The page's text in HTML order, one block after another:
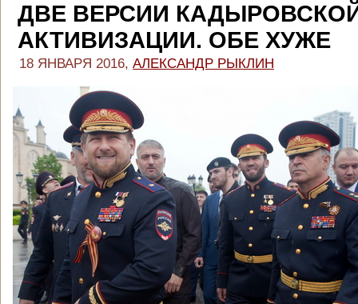
ДВЕ ВЕРСИИ
АКТИВИЗАЦИИ. ОБЕ ХУЖЕ
18 ЯНВАРЯ 2016, АЛЕКСАНДР РЫКЛИН